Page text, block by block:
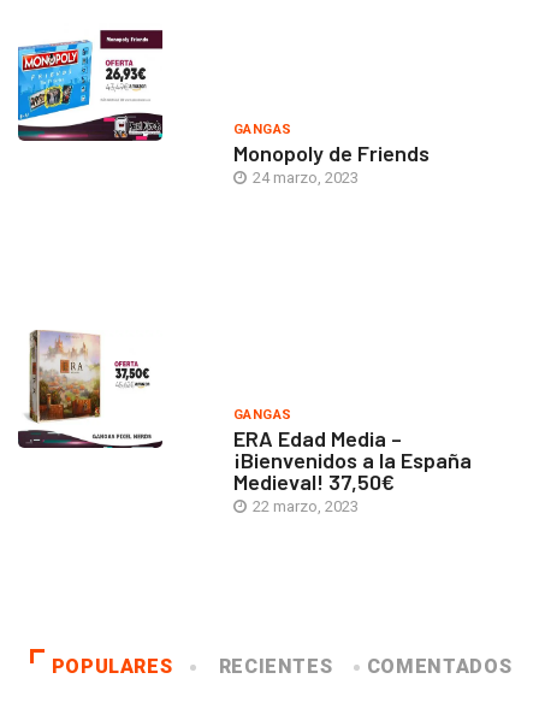
GANGAS
Monopoly de Friends
24 marzo, 2023
GANGAS
ERA Edad Media –
¡Bienvenidos a la España
Medieval! 37,50€
22 marzo, 2023
POPULARES RECIENTES COMENTADOS